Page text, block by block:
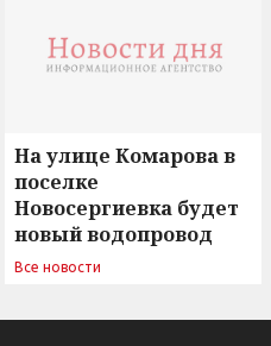
На улице Комарова в
поселке
Новосергиевка будет
новый водопровод
Все новости